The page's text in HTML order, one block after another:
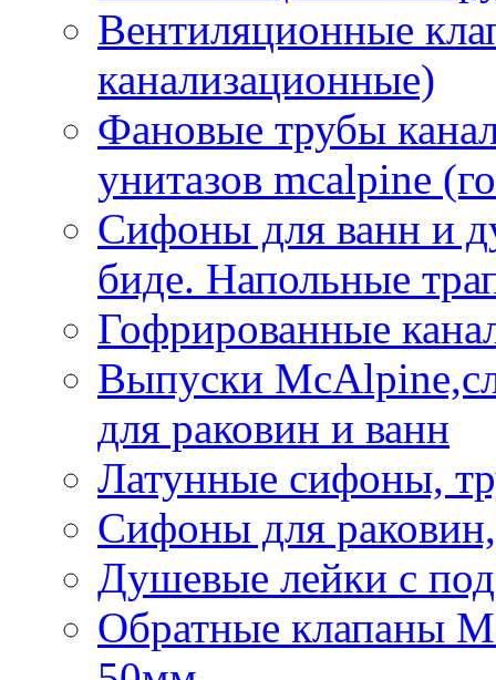
Вентиляционные
канализационные)
Фановые трубы
унитазов mcalpine
Сифоны для ванн и
биде. Напольные
Гофрированные
Выпуски
для раковин и ванн
Латунные сифоны,
Сифоны для
Душевые лейки с
Обратные клапаны